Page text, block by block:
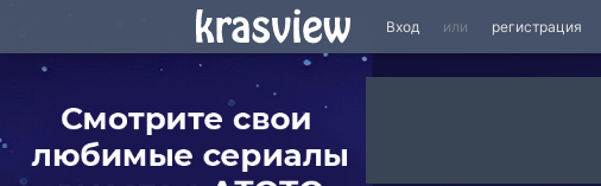
Вход или регистрация